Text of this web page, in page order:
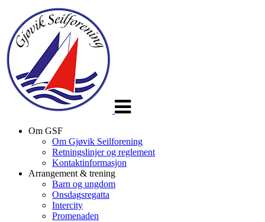
Om GSF
Om Gjøvik Seilforening
Retningslinjer og reglement
Kontaktinformasjon
Arrangement & trening
Barn og ungdom
Onsdagsregatta
Intercity
Promenaden